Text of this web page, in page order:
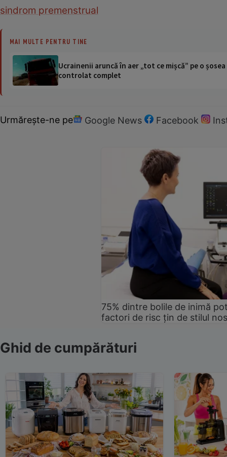
sindrom premenstrual
MAI MULTE PENTRU TINE
Ucrainenii aruncă în aer „tot ce mișcă” pe o
controlat complet
Urmărește-ne pe Google News Facebook
75% dintre bolile de inimă
factori de risc țin de stilul
Ghid de cumpărături